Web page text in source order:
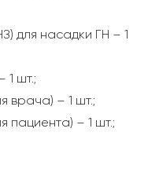
для насадки ГН – 1
1 шт.;
врача) – 1 шт.;
пациента) – 1 шт.;